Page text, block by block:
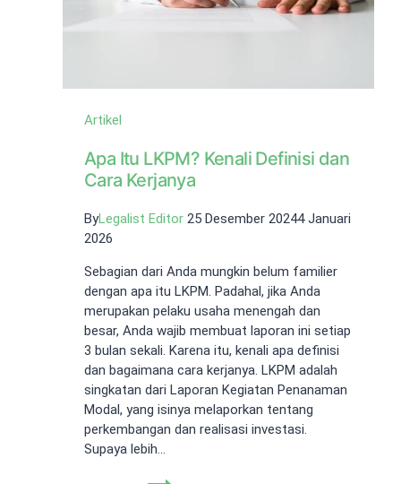
Artikel
Apa Itu LKPM? Kenali Definisi dan
Cara Kerjanya
ByLegalist Editor 25 Desember 20244 Januari
2026
Sebagian dari Anda mungkin belum familier
dengan apa itu LKPM. Padahal, jika Anda
merupakan pelaku usaha menengah dan
besar, Anda wajib membuat laporan ini setiap
3 bulan sekali. Karena itu, kenali apa definisi
dan bagaimana cara kerjanya. LKPM adalah
singkatan dari Laporan Kegiatan Penanaman
Modal, yang isinya melaporkan tentang
perkembangan dan realisasi investasi.
Supaya lebih…